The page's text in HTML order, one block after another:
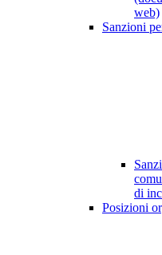
web)
Sanzioni
di
Posizioni